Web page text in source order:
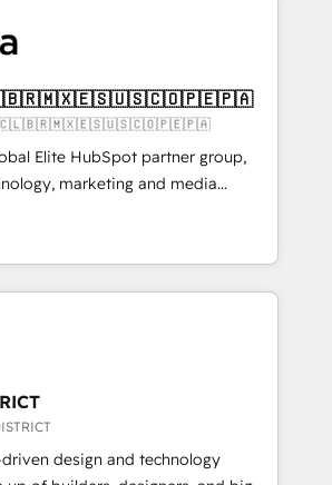
and 5,000+ pages ✨ CS: Clients
growth & +751% new visitors for a
project ✨ CS: 415% conversion
Recognized leaders:
Migration Impact Award 🏆
of the Year 🏆 Gold AVA Digital
🌟 Accreditations: CRM
🦓 🇨🇱🇧🇷🇲🇽🇪🇸🇺🇸🇨🇴🇵🇪🇵🇦
Elite HubSpot partner group,
marketing and media
Latin America and Southern
across 7 countries. Born in Chile,
insight with international reach to
grow through technology, creativity,
implementations, building end-to-
integrate CRM, AI automation,
marketing, content, and digital
team works in Spanish,
English to design scalable strategies
🌎 Highlights: • 10+
driven design and technology